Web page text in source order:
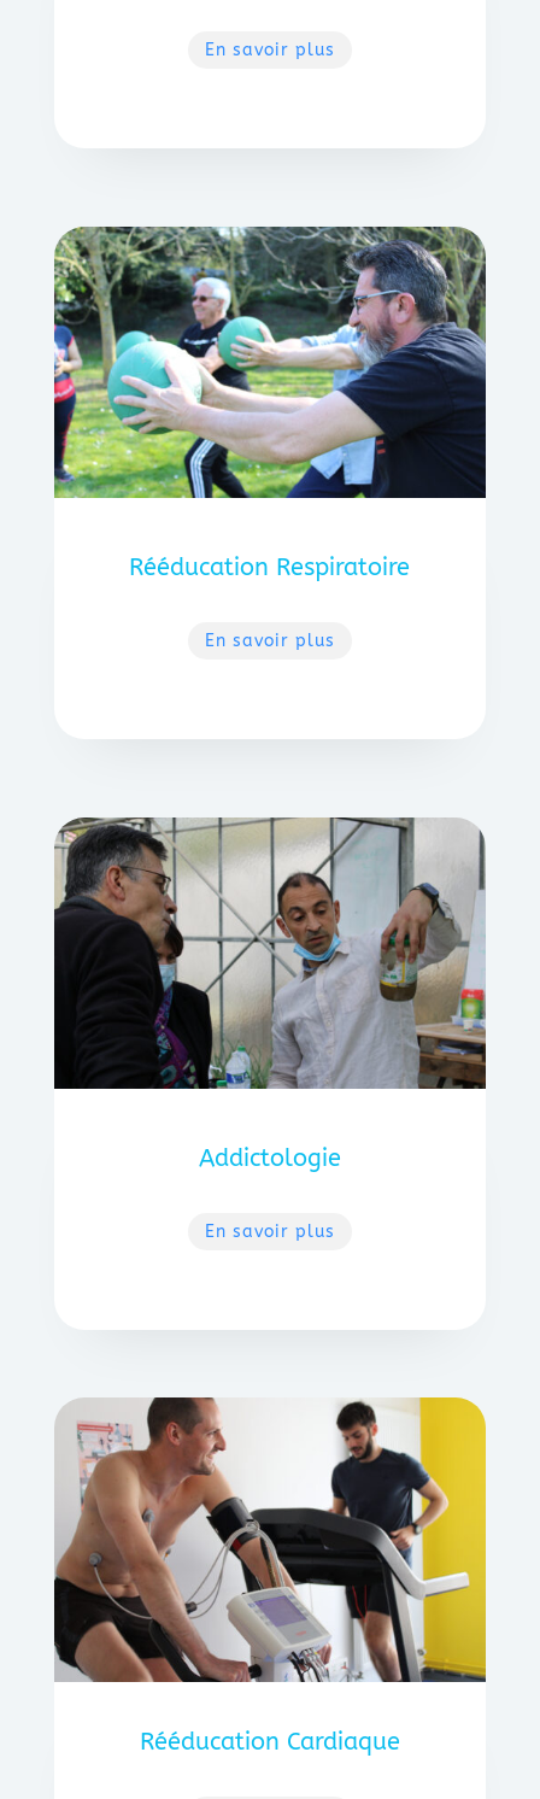
En savoir plus
Rééducation Respiratoire
En savoir plus
Addictologie
En savoir plus
Rééducation Cardiaque